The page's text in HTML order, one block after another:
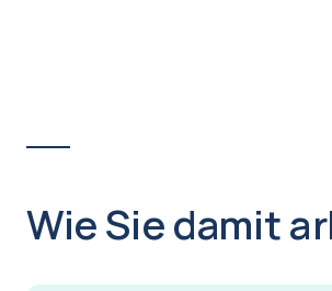
Wie Sie damit